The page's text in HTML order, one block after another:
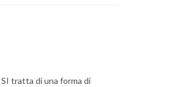
tratta di una forma di